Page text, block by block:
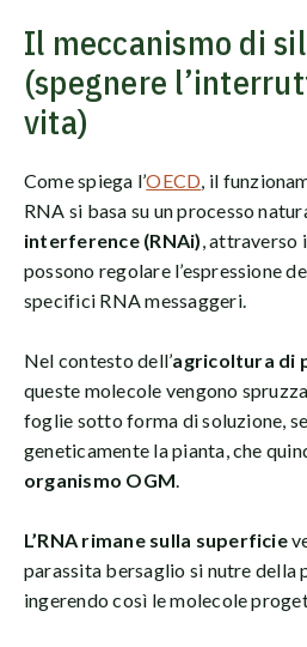
Il meccanismo di
(spegnere
vita)
Come spiega l’OECD, il
RNA si basa su un processo
interference (RNAi), attraverso
possono regolare l’espressione
specifici RNA messaggeri.
Nel contesto dell’agricoltura di
queste molecole vengono
foglie sotto forma di soluzione,
geneticamente la pianta, che
organismo OGM.
L’RNA rimane sulla superficie
parassita bersaglio si nutre della
ingerendo così le molecole